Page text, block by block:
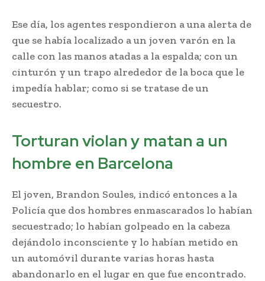
Ese día, los agentes respondieron a una alerta de
que se había localizado a un joven varón en la
calle con las manos atadas a la espalda; con un
cinturón y un trapo alrededor de la boca que le
impedía hablar; como si se tratase de un
secuestro.
Torturan violan y matan a un
hombre en Barcelona
El joven, Brandon Soules, indicó entonces a la
Policía que dos hombres enmascarados lo habían
secuestrado; lo habían golpeado en la cabeza
dejándolo inconsciente y lo habían metido en
un automóvil durante varias horas hasta
abandonarlo en el lugar en que fue encontrado.